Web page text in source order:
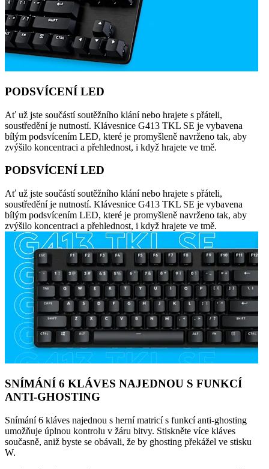
PODSVÍCENÍ LED
Ať už jste součástí soutěžního klání nebo hrajete s přáteli,
soustředění je nutností. Klávesnice G413 TKL SE je vybavena
bílým podsvícením LED, které je promyšleně navrženo tak, aby
zvýšilo koncentraci a přehlednost, i když hrajete ve tmě.
PODSVÍCENÍ LED
Ať už jste součástí soutěžního klání nebo hrajete s přáteli,
soustředění je nutností. Klávesnice G413 TKL SE je vybavena
bílým podsvícením LED, které je promyšleně navrženo tak, aby
zvýšilo koncentraci a přehlednost, i když hrajete ve tmě.
SNÍMÁNÍ 6 KLÁVES NAJEDNOU S FUNKCÍ
ANTI-GHOSTING
Snímání 6 kláves najednou s herní matricí s funkcí anti-ghosting
umožňuje úplnou kontrolu v žáru bitvy. Stiskněte více kláves
současně, aniž byste se obávali, že by ghosting překážel ve stisku
W.